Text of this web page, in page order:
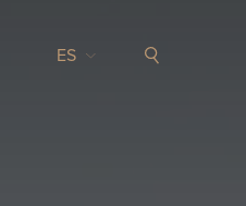
ESCHOOSE A LANGUAGE
Search